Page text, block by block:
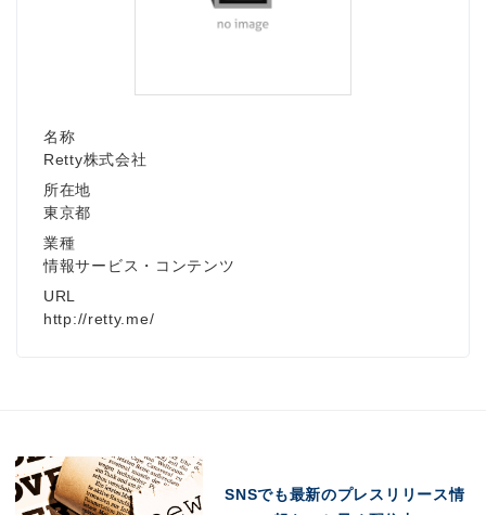
名称
Retty株式会社
所在地
東京都
業種
情報サービス・コンテンツ
URL
http://retty.me/
SNSでも最新のプレスリリース情